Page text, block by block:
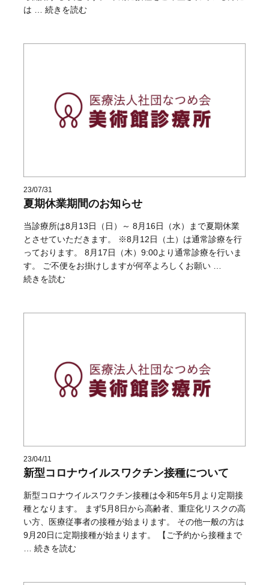
は … “コロナワクチン秋接種（一般）は9月20日からに変更” の
続きを読む
23/07/31
夏期休業期間のお知らせ
当診療所は8月13日（日）～ 8月16日（水）まで夏期休業
とさせていただきます。 ※8月12日（土）は通常診療を行
っております。 8月17日（木）9:00より通常診療を行いま
す。 ご不便をお掛けしますが何卒よろしくお願い …
“夏期休業期間のお知らせ” の
続きを読む
23/04/11
新型コロナウイルスワクチン接種について
新型コロナウイルスワクチン接種は令和5年5月より定期接
種となります。 まず5月8日から高齢者、重症化リスクの高
い方、医療従事者の接種が始まります。 その他一般の方は
9月20日に定期接種が始まります。 【ご予約から接種まで
“新型コロナウイルスワクチン接種について” の
続きを読む